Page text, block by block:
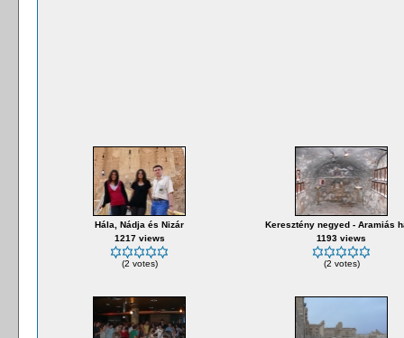
Hála, Nádja és Nizár
1217 views
(2 votes)
Keresztény negyed - Aramiás
1193 views
(2 votes)